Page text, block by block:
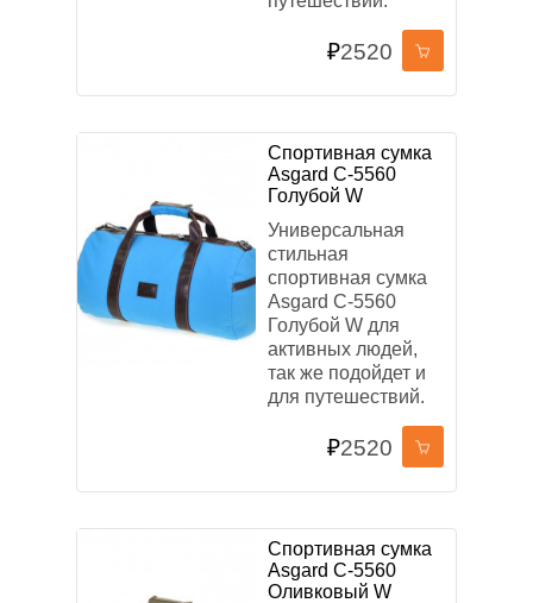
₽2520
Спортивная сумка
Asgard С-5560
Голубой W
Универсальная
стильная
спортивная сумка
Asgard С-5560
Голубой W для
активных людей,
так же подойдет и
для путешествий.
₽2520
Спортивная сумка
Asgard С-5560
Оливковый W